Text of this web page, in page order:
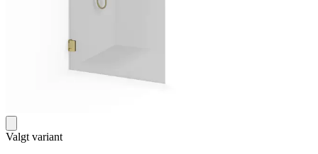
Valgt variant